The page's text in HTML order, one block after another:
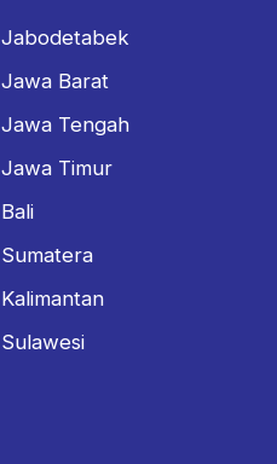
Jabodetabek
Jawa Barat
Jawa Tengah
Jawa Timur
Bali
Sumatera
Kalimantan
Sulawesi